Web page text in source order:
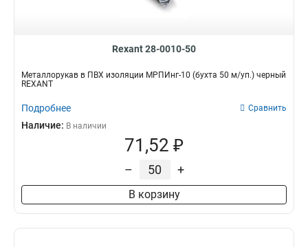
Rexant 28-0010-50
Металлорукав в ПВХ изоляции МРПИнг-10 (бухта 50 м/уп.) черный
REXANT
Подробнее Сравнить
Наличие: В наличии
71,52 ₽
– +
В корзину